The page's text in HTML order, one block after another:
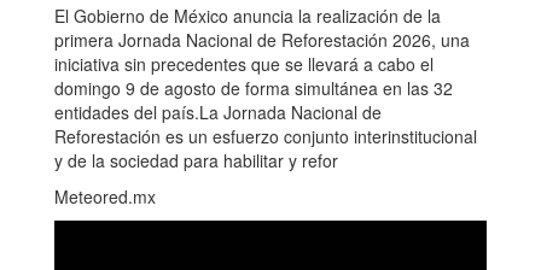
El Gobierno de México anuncia la realización de la
primera Jornada Nacional de Reforestación 2026, una
iniciativa sin precedentes que se llevará a cabo el
domingo 9 de agosto de forma simultánea en las 32
entidades del país.La Jornada Nacional de
Reforestación es un esfuerzo conjunto interinstitucional
y de la sociedad para habilitar y refor
Meteored.mx